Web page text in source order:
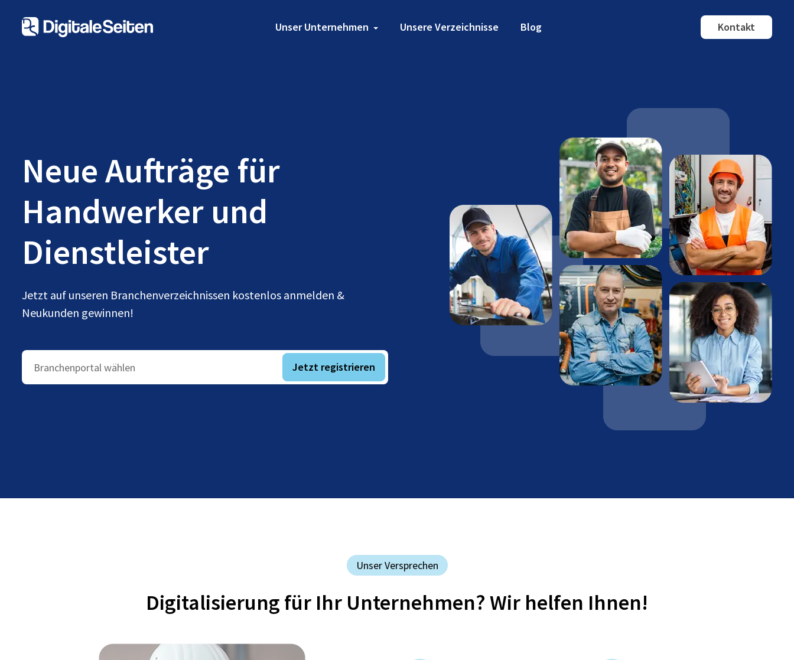
Unser Unternehmen Unsere Verzeichnisse Blog Kontakt
Neue Aufträge für
Handwerker und
Dienstleister
Jetzt auf unseren Branchenverzeichnissen kostenlos anmelden &
Neukunden gewinnen!
Branchenportal wählen Jetzt registrieren
Unser Versprechen
Digitalisierung für Ihr Unternehmen? Wir helfen Ihnen!